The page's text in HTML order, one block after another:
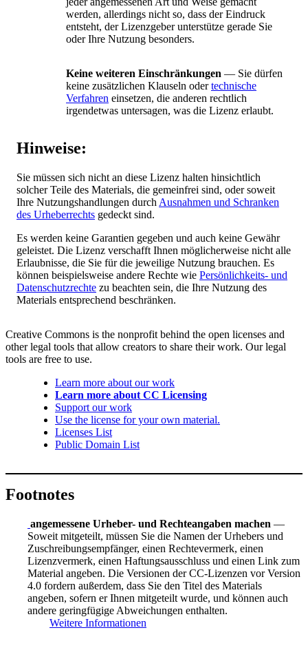
werden, allerdings nicht so, dass der Eindruck
entsteht, der Lizenzgeber unterstütze gerade Sie
oder Ihre Nutzung besonders.
Keine weiteren Einschränkungen — Sie dürfen
keine zusätzlichen Klauseln odertechnische
Verfahren einsetzen, die anderen rechtlich
irgendetwas untersagen, was die Lizenz erlaubt.
Hinweise:
Sie müssen sich nicht an diese Lizenz halten hinsichtlich
solcher Teile des Materials, die gemeinfrei sind, oder soweit
Ihre Nutzungshandlungen durch Ausnahmen und Schranken
des Urheberrechts gedeckt sind.
Es werden keine Garantien gegeben und auch keine Gewähr
geleistet. Die Lizenz verschafft Ihnen möglicherweise nicht alle
Erlaubnisse, die Sie für die jeweilige Nutzung brauchen. Es
können beispielsweise andere Rechte wie Persönlichkeits- und
Datenschutzrechte zu beachten sein, die Ihre Nutzung des
Materials entsprechend beschränken.
Creative Commons is the nonprofit behind the open licenses and
other legal tools that allow creators to share their work. Our legal
tools are free to use.
Learn more about our work
Learn more about CC Licensing
Support our work
Use the license for your own material.
Licenses List
Public Domain List
Footnotes
angemessene Urheber- und Rechteangaben machen —
Soweit mitgeteilt, müssen Sie die Namen der Urhebers und
Zuschreibungsempfänger, einen Rechtevermerk, einen
Lizenzvermerk, einen Haftungsausschluss und einen Link zum
Material angeben. Die Versionen der CC-Lizenzen vor Version
4.0 fordern außerdem, dass Sie den Titel des Materials
angeben, sofern er Ihnen mitgeteilt wurde, und können auch
andere geringfügige Abweichungen enthalten.
Weitere Informationen